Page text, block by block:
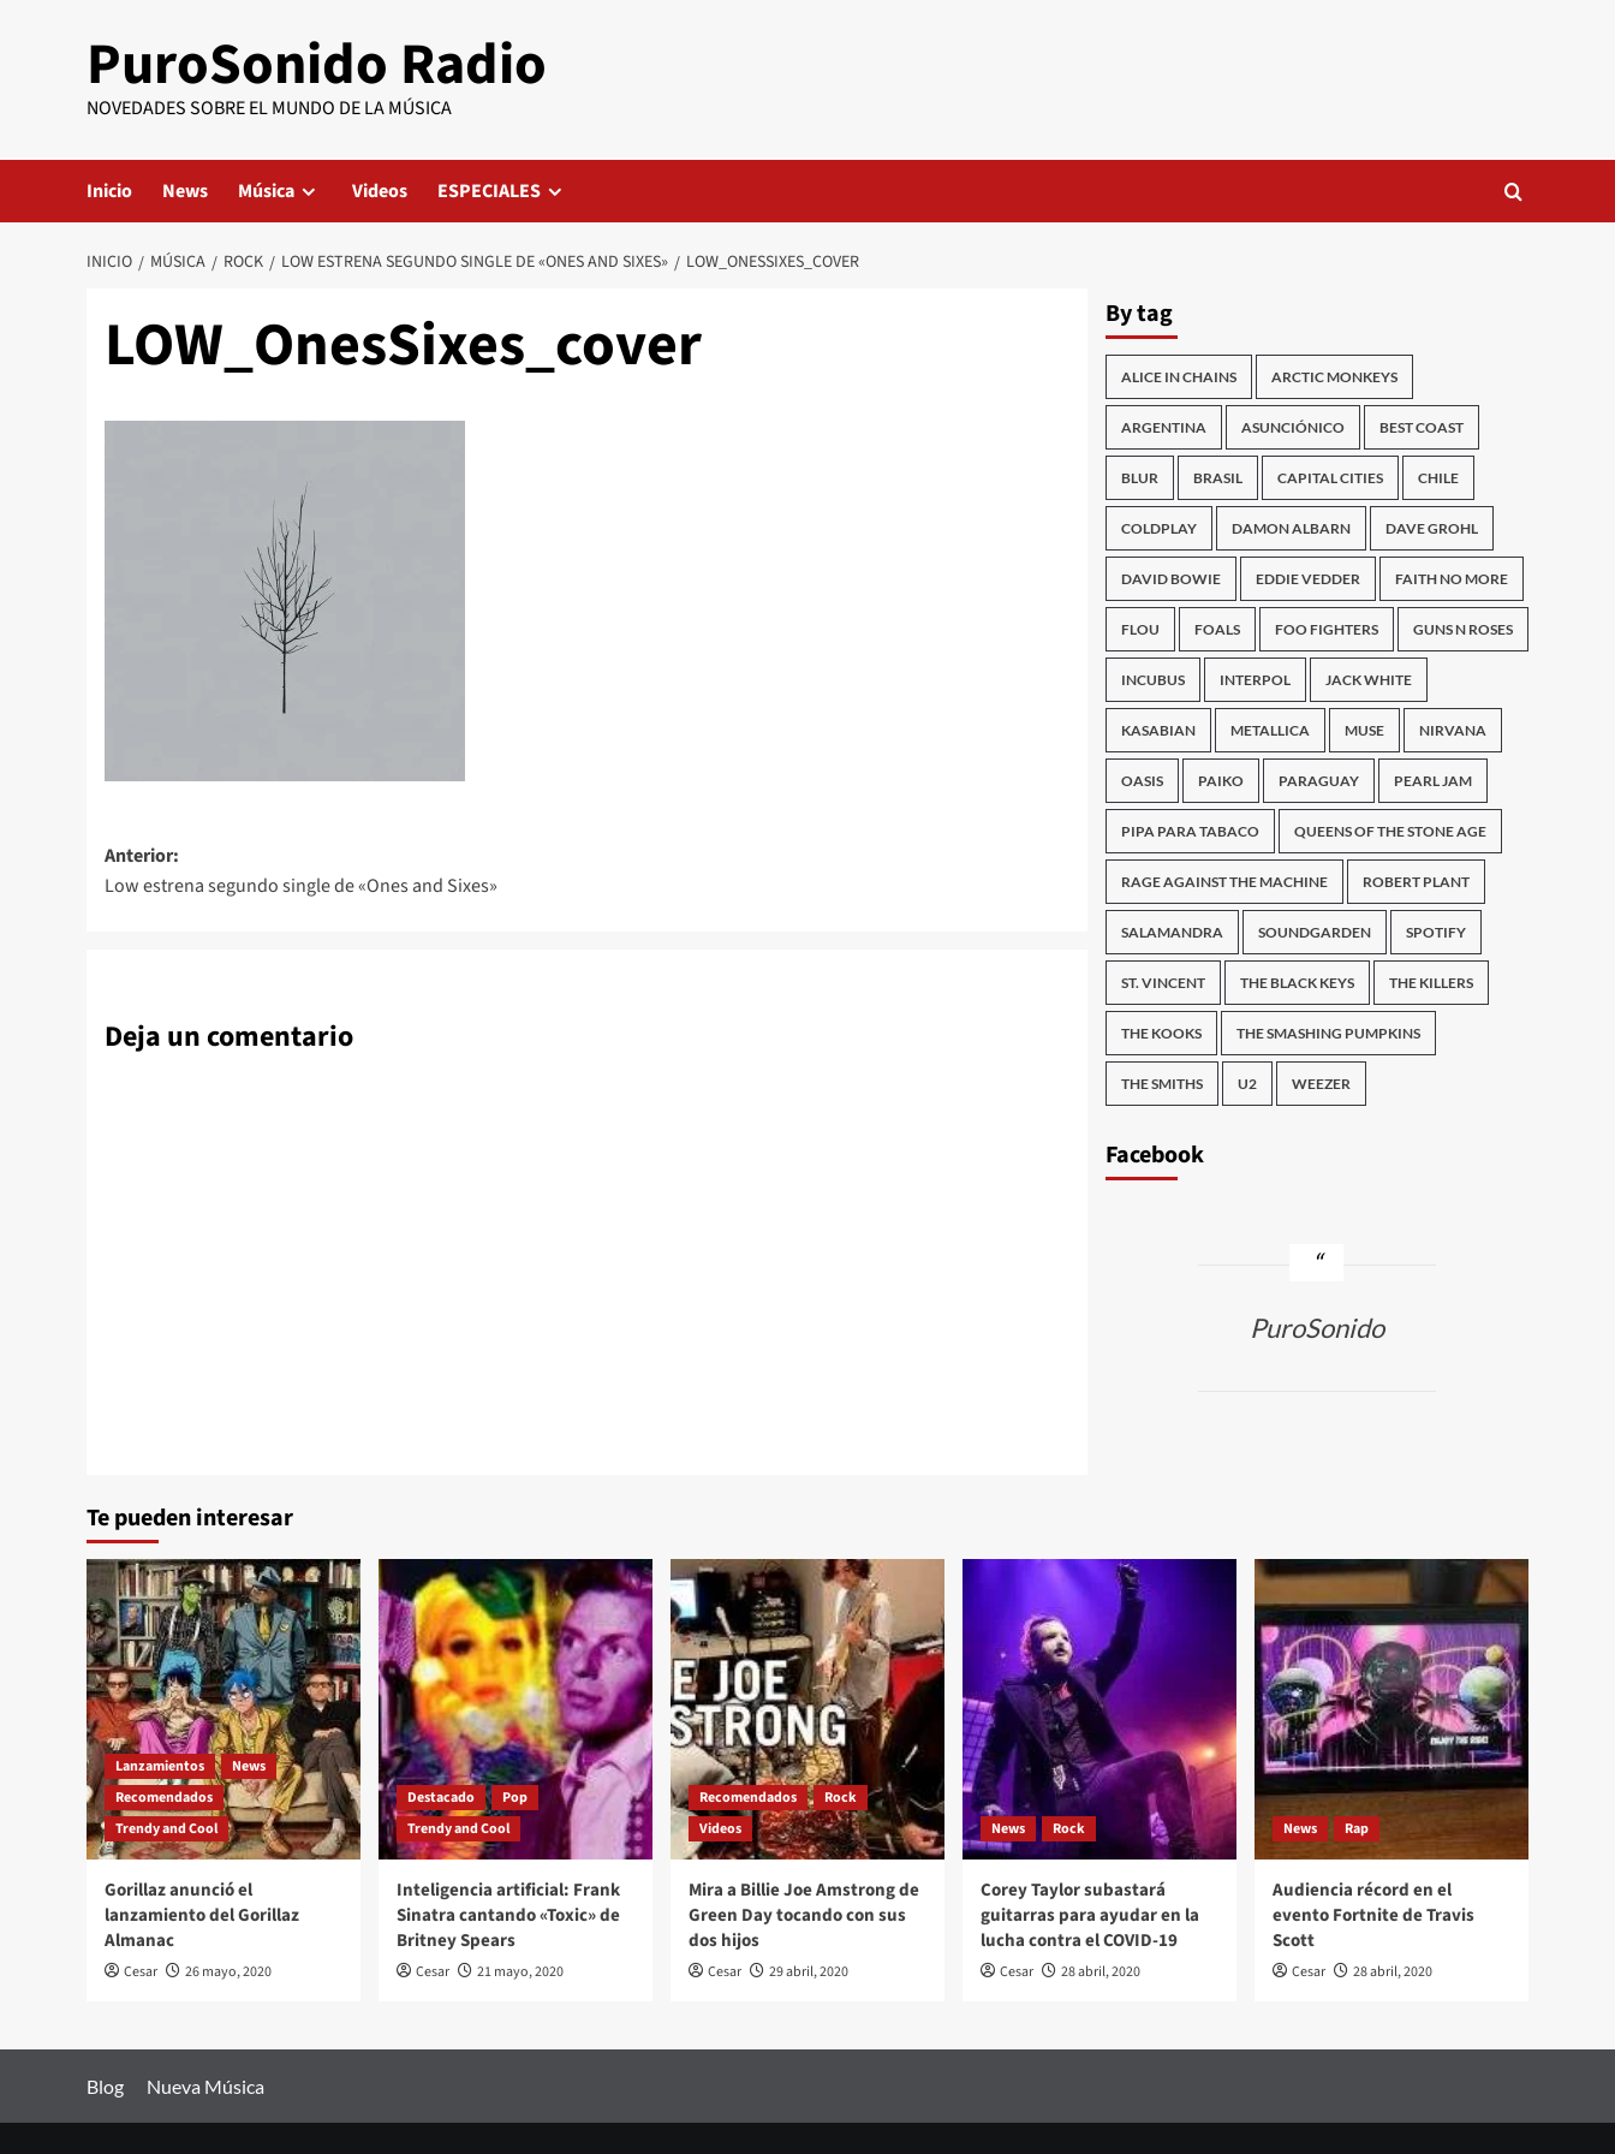
PuroSonido Radio
NOVEDADES SOBRE EL MUNDO DE LA MÚSICA
Inicio News Música Videos ESPECIALES
INICIO MÚSICA ROCK LOW ESTRENA SEGUNDO SINGLE DE «ONES AND SIXES» LOW_ONESSIXES_COVER
LOW_OnesSixes_cover
Navegación
de
Anterior:
Low estrena segundo single de «Ones and Sixes»
Deja un comentario
By tag
ALICE IN CHAINS ARCTIC MONKEYS
ARGENTINA ASUNCIÓNICO BEST COAST
BLUR BRASIL CAPITAL CITIES CHILE
COLDPLAY DAMON ALBARN DAVE GROHL
DAVID BOWIE EDDIE VEDDER FAITH NO MORE
FLOU FOALS FOO FIGHTERS GUNS N ROSES
INCUBUS INTERPOL JACK WHITE
KASABIAN METALLICA MUSE NIRVANA
OASIS PAIKO PARAGUAY PEARL JAM
PIPA PARA TABACO QUEENS OF THE STONE AGE
RAGE AGAINST THE MACHINE ROBERT PLANT
SALAMANDRA SOUNDGARDEN SPOTIFY
ST. VINCENT THE BLACK KEYS THE KILLERS
THE KOOKS THE SMASHING PUMPKINS
THE SMITHS U2 WEEZER
Facebook
PuroSonido
Te pueden interesar
Lanzamientos
News
Recomendados
Trendy and Cool
Gorillaz anunció el
lanzamiento del Gorillaz
Almanac
Cesar 26 mayo, 2020
Destacado
Pop
Trendy and Cool
Inteligencia artificial: Frank
Sinatra cantando «Toxic» de
Britney Spears
Cesar 21 mayo, 2020
Recomendados
Rock
Videos
Mira a Billie Joe Amstrong de
Green Day tocando con sus
dos hijos
Cesar 29 abril, 2020
News Rock
Corey Taylor subastará
guitarras para ayudar en la
lucha contra el COVID-19
Cesar 28 abril, 2020
News Rap
Audiencia récord en el
evento Fortnite de Travis
Scott
Cesar 28 abril, 2020
Blog Nueva Música